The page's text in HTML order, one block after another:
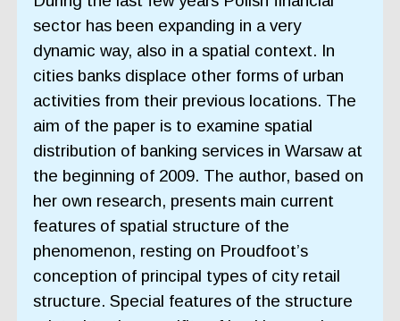
sector has been expanding in a very
dynamic way, also in a spatial context. In
cities banks displace other forms of urban
activities from their previous locations. The
aim of the paper is to examine spatial
distribution of banking services in Warsaw at
the beginning of 2009. The author, based on
her own research, presents main current
features of spatial structure of the
phenomenon, resting on Proudfoot’s
conception of principal types of city retail
structure. Special features of the structure